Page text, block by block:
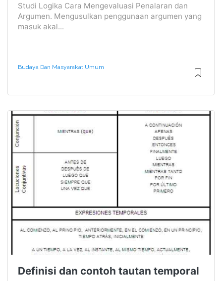
Studi Logika Cara Mengevaluasi Penalaran dan
Argumen. Mengusulkan penggunaan argumen yang
masuk akal...
Budaya Dan Masyarakat Umum
Definisi dan contoh tautan temporal